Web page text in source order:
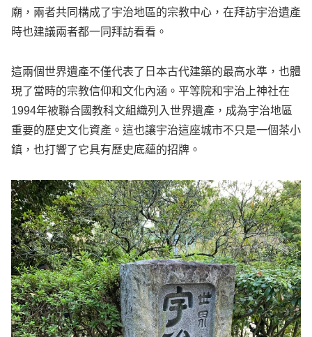
廟，兩者共同構成了宇治地區的宗教中心，在拜訪宇治遺產
時也建議兩者都一同拜訪看看。
這兩個世界遺產不僅代表了日本古代建築的最高水準，也體
現了當時的宗教信仰和文化內涵。平等院和宇治上神社在
1994年被聯合國教科文組織列入世界遺產，成為宇治地區
重要的歷史文化資產。這也讓宇治這座城市不只是一個茶小
鎮，也打響了它具有歷史底蘊的招牌。